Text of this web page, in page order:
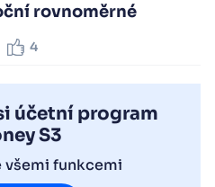
rovnoměrné
4
účetní program
S3
všemi funkcemi